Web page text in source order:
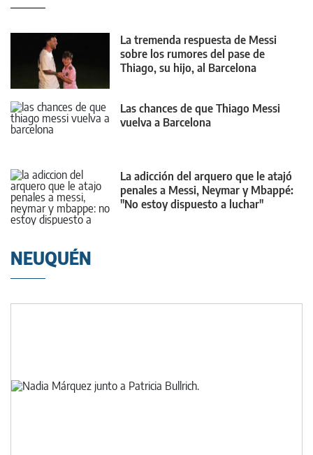
La tremenda respuesta de Messi
sobre los rumores del pase de
Thiago, su hijo, al Barcelona
Las chances de que Thiago Messi
vuelva a Barcelona
La adicción del arquero que le atajó
penales a Messi, Neymar y Mbappé:
"No estoy dispuesto a luchar"
NEUQUÉN